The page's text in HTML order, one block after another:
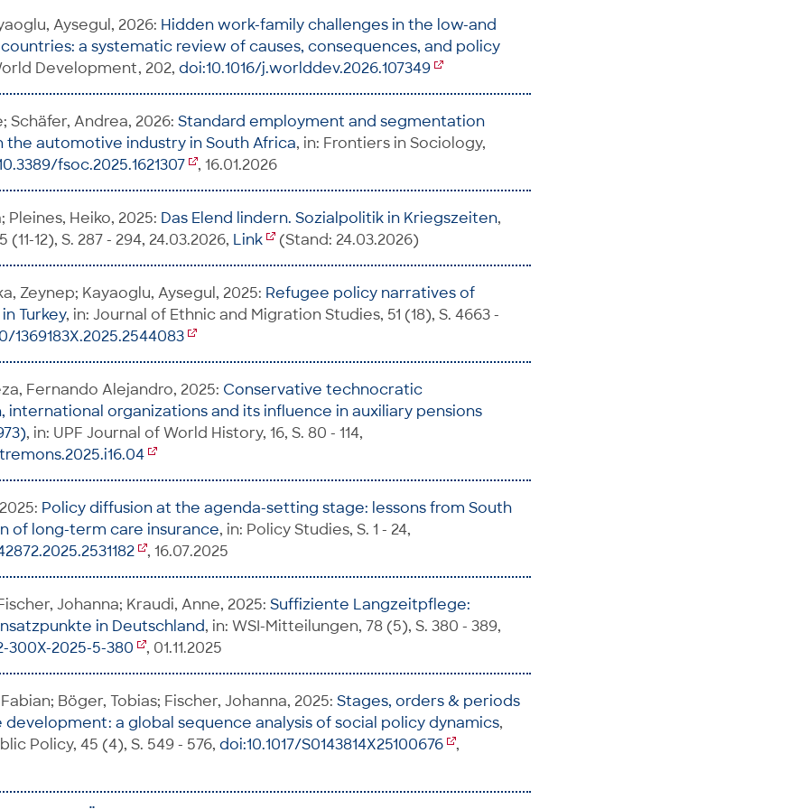
Aysegul, 2026: Hidden work-family challenges in the low-and
a systematic review of causes, consequences, and policy
Development, 202, doi:10.1016/j.worlddev.2026.107349
Schäfer, Andrea, 2026: Standard employment and segmentation
automotive industry in South Africa, in: Frontiers in Sociology,
fsoc.2025.1621307
, 16.01.2026
Pleines, Heiko, 2025: Das Elend lindern. Sozialpolitik in Kriegszeiten,
12), S. 287 - 294, 24.03.2026, Link (Stand: 24.03.2026)
Zeynep; Kayaoglu, Aysegul, 2025: Refugee policy narratives of
Turkey, in: Journal of Ethnic and Migration Studies, 51 (18), S. 4663 -
1369183X.2025.2544083
Fernando Alejandro, 2025: Conservative technocratic
international organizations and its influence in auxiliary pensions
, in: UPF Journal of World History, 16, S. 80 - 114,
Policy diffusion at the agenda-setting stage: lessons from South
of long-term care insurance, in: Policy Studies, S. 1 - 24,
, 16.07.2025
Johanna; Kraudi, Anne, 2025: Suffiziente Langzeitpflege:
in Deutschland, in: WSI-Mitteilungen, 78 (5), S. 380 - 389,
300X-2025-5-380
, 01.11.2025
Böger, Tobias; Fischer, Johanna, 2025: Stages, orders & periods
a global sequence analysis of social policy dynamics,
Policy, 45 (4), S. 549 - 576, doi:10.1017/S0143814X25100676 ,